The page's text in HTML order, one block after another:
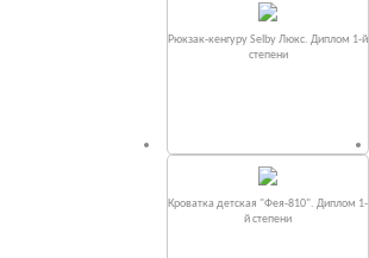
Рюкзак-кенгуру Selby Люкс. Диплом 1-й
степени
Кроватка детская "Фея-810". Диплом 1-
й степени